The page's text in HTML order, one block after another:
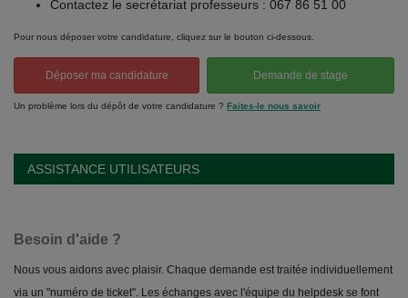
Contactez le secrétariat professeurs : 067 86 51 00
Pour nous déposer votre candidature, cliquez sur le bouton ci-dessous.
Déposer ma candidature Demande de stage
Un problème lors du dépôt de votre candidature ? Faites-le nous savoir
ASSISTANCE UTILISATEURS
Besoin d'aide ?
Nous vous aidons avec plaisir. Chaque demande est traitée individuellement
via un "numéro de ticket". Les échanges avec l'équipe du helpdesk se font